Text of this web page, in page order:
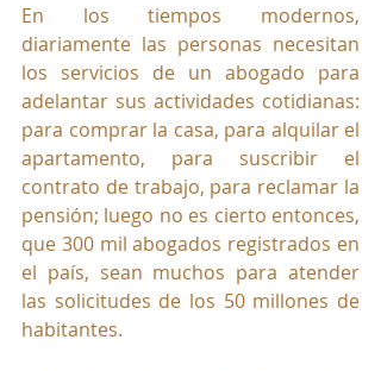
En los tiempos modernos,
diariamente las personas necesitan
los servicios de un abogado para
adelantar sus actividades cotidianas:
para comprar la casa, para alquilar el
apartamento, para suscribir el
contrato de trabajo, para reclamar la
pensión; luego no es cierto entonces,
que 300 mil abogados registrados en
el país, sean muchos para atender
las solicitudes de los 50 millones de
habitantes.